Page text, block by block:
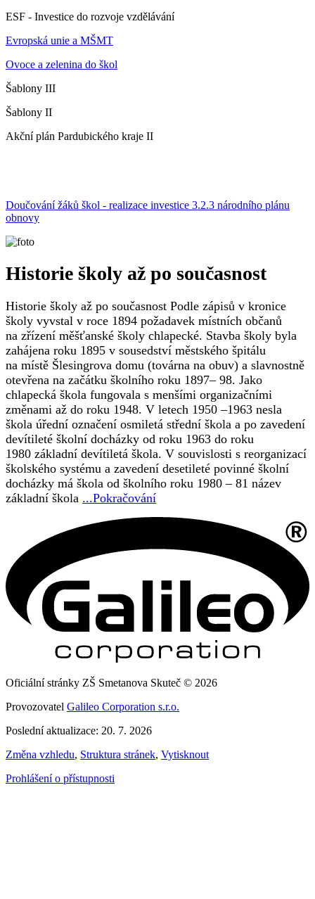
ESF - Investice do rozvoje vzdělávání
Evropská unie a MŠMT
Ovoce a zelenina do škol
Šablony III
Šablony II
Akční plán Pardubického kraje II
Doučování žáků škol - realizace investice 3.2.3 národního plánu
obnovy
Historie školy až po současnost
Historie školy až po současnost Podle zápisů v kronice
školy vyvstal v roce 1894 požadavek místních občanů
na zřízení měšťanské školy chlapecké. Stavba školy byla
zahájena roku 1895 v sousedství městského špitálu
na místě Šlesingrova domu (továrna na obuv) a slavnostně
otevřena na začátku školního roku 1897– 98. Jako
chlapecká škola fungovala s menšími organizačními
změnami až do roku 1948. V letech 1950 –1963 nesla
škola úřední označení osmiletá střední škola a po zavedení
devítileté školní docházky od roku 1963 do roku
1980 základní devítiletá škola. V souvislosti s reorganizací
školského systému a zavedení desetileté povinné školní
docházky má škola od školního roku 1980 – 81 název
základní škola ...Pokračování
Oficiální stránky ZŠ Smetanova Skuteč © 2026
Provozovatel Galileo Corporation s.r.o.
Poslední aktualizace: 20. 7. 2026
Změna vzhledu, Struktura stránek, Vytisknout
Prohlášení o přístupnosti